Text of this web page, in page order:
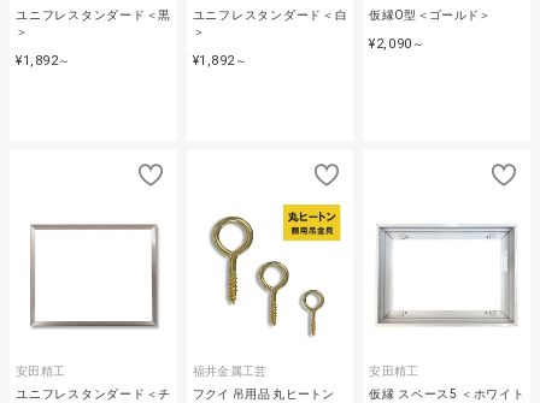
ユニフレスタンダード＜黒
＞
¥1,892～
ユニフレスタンダード＜白
＞
¥1,892～
仮縁O型＜ゴールド＞
¥2,090 ～
安田精工
ユニフレスタンダード＜チ
福井金属工芸
フクイ 吊用品 丸ヒートン
安田精工
仮縁 スペース5 ＜ホワイト